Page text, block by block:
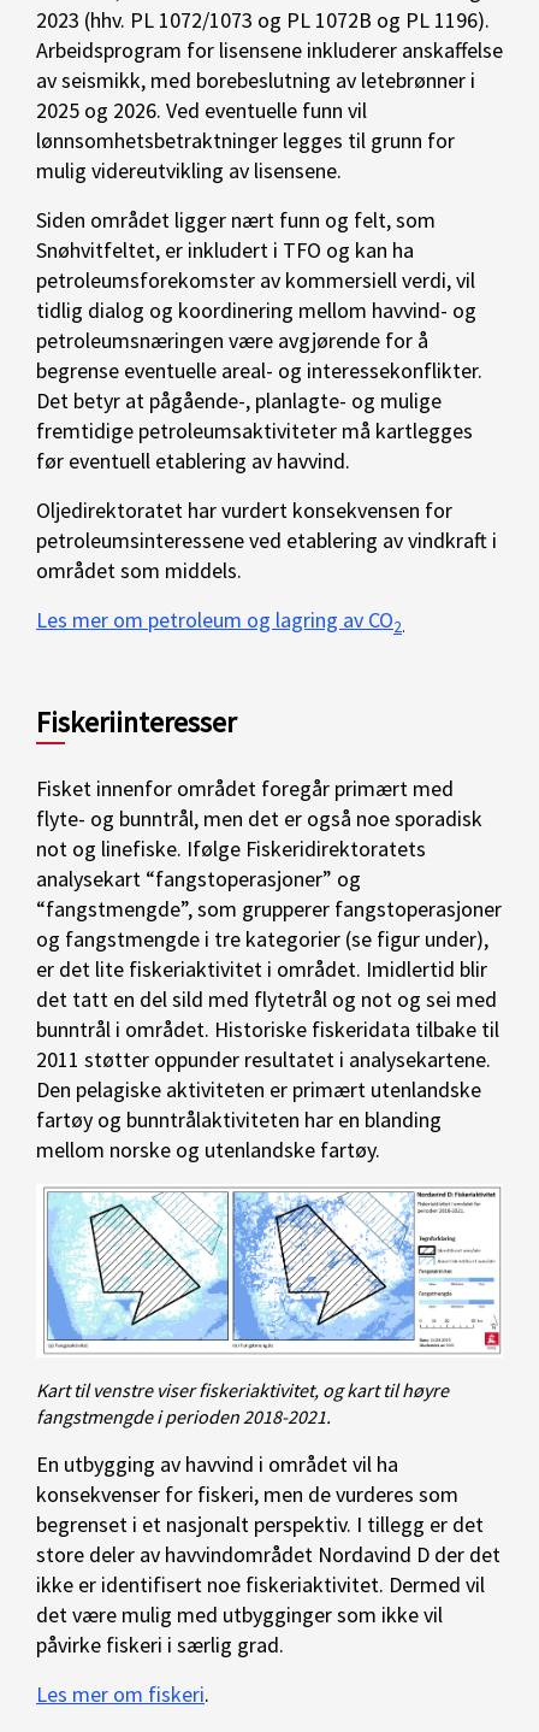
2023 (hhv. PL 1072/1073 og PL 1072B og PL 1196).
Arbeidsprogram for lisensene inkluderer anskaffelse
av seismikk, med borebeslutning av letebrønner i
2025 og 2026. Ved eventuelle funn vil
lønnsomhetsbetraktninger legges til grunn for
mulig videreutvikling av lisensene.
Siden området ligger nært funn og felt, som
Snøhvitfeltet, er inkludert i TFO og kan ha
petroleumsforekomster av kommersiell verdi, vil
tidlig dialog og koordinering mellom havvind- og
petroleumsnæringen være avgjørende for å
begrense eventuelle areal- og interessekonflikter.
Det betyr at pågående-, planlagte- og mulige
fremtidige petroleumsaktiviteter må kartlegges
før eventuell etablering av havvind.
Oljedirektoratet har vurdert konsekvensen for
petroleumsinteressene ved etablering av vindkraft i
området som middels.
Les mer om petroleum og lagring av CO2.
Fiskeriinteresser
Fisket innenfor området foregår primært med
flyte- og bunntrål, men det er også noe sporadisk
not og linefiske. Ifølge Fiskeridirektoratets
analysekart “fangstoperasjoner” og
“fangstmengde”, som grupperer fangstoperasjoner
og fangstmengde i tre kategorier (se figur under),
er det lite fiskeriaktivitet i området. Imidlertid blir
det tatt en del sild med flytetrål og not og sei med
bunntrål i området. Historiske fiskeridata tilbake til
2011 støtter oppunder resultatet i analysekartene.
Den pelagiske aktiviteten er primært utenlandske
fartøy og bunntrålaktiviteten har en blanding
mellom norske og utenlandske fartøy.
Kart til venstre viser fiskeriaktivitet, og kart til høyre
fangstmengde i perioden 2018-2021.
En utbygging av havvind i området vil ha
konsekvenser for fiskeri, men de vurderes som
begrenset i et nasjonalt perspektiv. I tillegg er det
store deler av havvindområdet Nordavind D der det
ikke er identifisert noe fiskeriaktivitet. Dermed vil
det være mulig med utbygginger som ikke vil
påvirke fiskeri i særlig grad.
Les mer om fiskeri.